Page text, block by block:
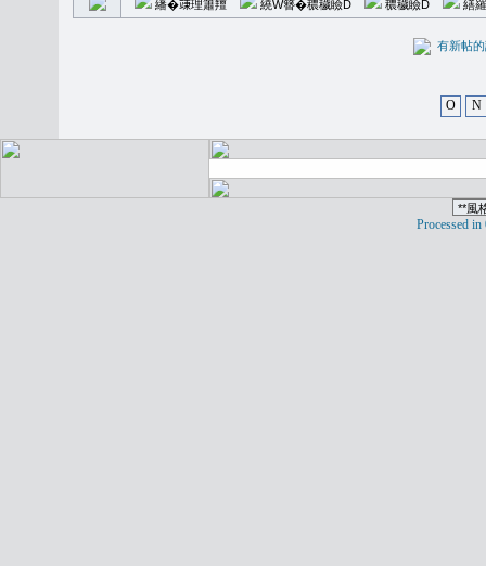
繙�𥪕理簫羶 繞W簪�穠穢瞼D 穠穢瞼D 繕
有新
O N
Processed